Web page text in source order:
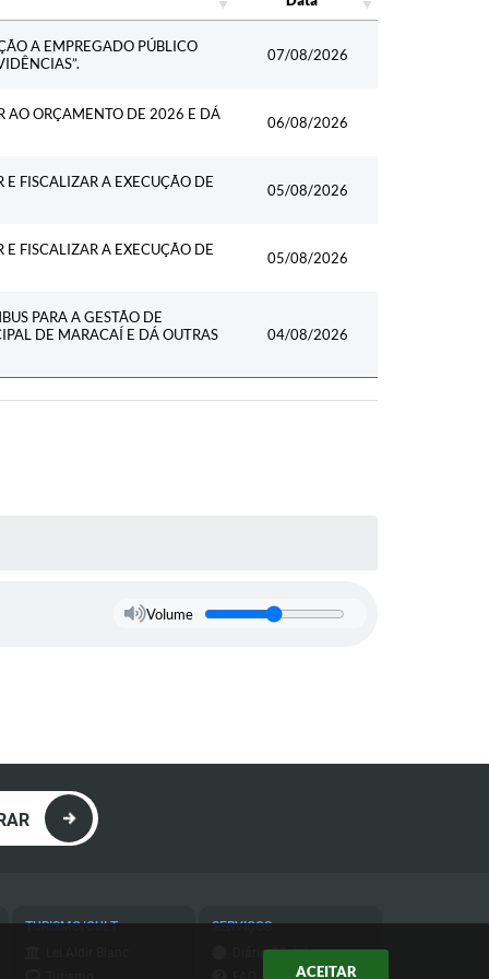
ACEITAR
A EMPREGADO PÚBLICO
07/08/2026
AO ORÇAMENTO DE 2026 E DÁ 06/08/2026
E FISCALIZAR A EXECUÇÃO DE 05/08/2026
E FISCALIZAR A EXECUÇÃO DE 05/08/2026
PARA A GESTÃO DE
DE MARACAÍ E DÁ OUTRAS
04/08/2026
Volume
TURISMO/CULT
SERVIÇOS
Diário Oficial